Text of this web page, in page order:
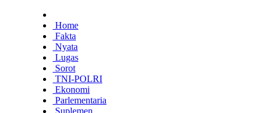
Home
Fakta
Nyata
Lugas
Sorot
TNI-POLRI
Ekonomi
Parlementaria
Suplemen